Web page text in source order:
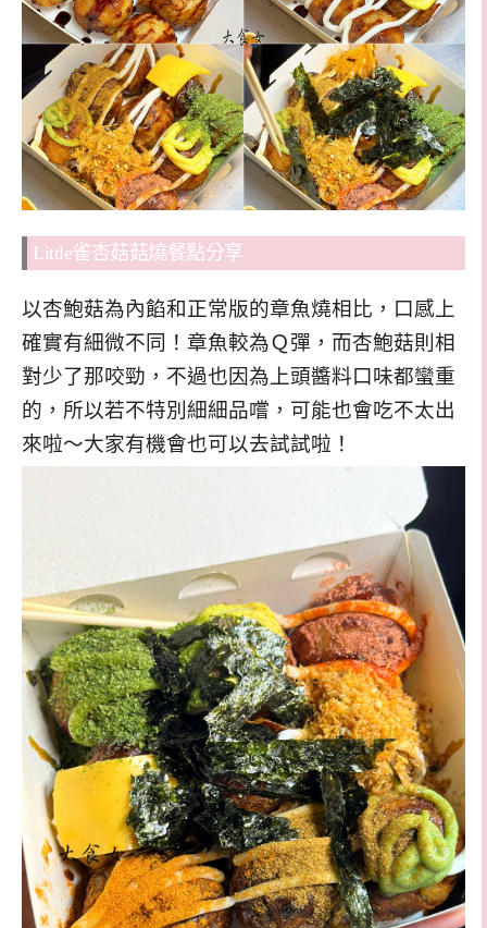
Little雀杏菇菇燒餐點分享
以杏鮑菇為內餡和正常版的章魚燒相比，口感上
確實有細微不同！章魚較為Ｑ彈，而杏鮑菇則相
對少了那咬勁，不過也因為上頭醬料口味都蠻重
的，所以若不特別細細品嚐，可能也會吃不太出
來啦～大家有機會也可以去試試啦！